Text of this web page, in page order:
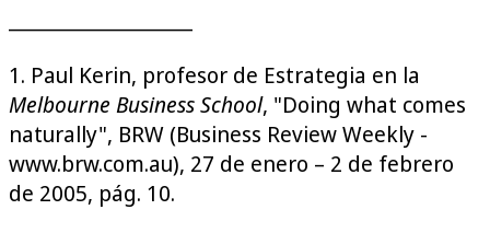
1. Paul Kerin, profesor de Estrategia en la
Melbourne Business School, "Doing what comes
naturally", BRW (Business Review Weekly -
www.brw.com.au), 27 de enero – 2 de febrero
de 2005, pág. 10.